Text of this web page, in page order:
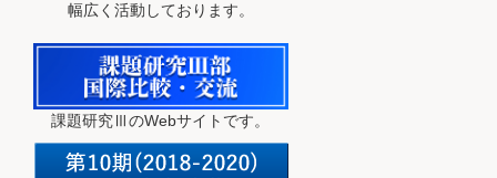
幅広く活動しております。
課題研究ⅢのWebサイトです。